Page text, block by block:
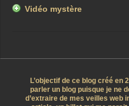
Vidéo mystère
L’objectif de ce blog créé en
parler un blog puisque je ne
d’extraire de mes veilles web